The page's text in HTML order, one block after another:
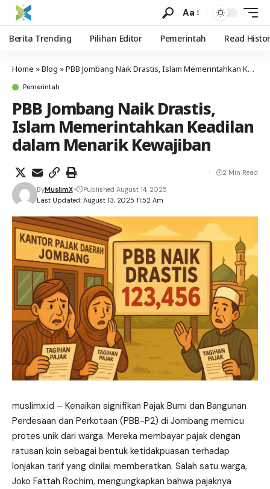
Aa
Berita Trending Pilihan Editor Pemerintah Read
Home »Blog »PBB Jombang Naik Drastis, Islam Memerintahkan Keadilan dalam Menarik Kewajiban
Pemerintah
PBB Jombang Naik Drastis,
Islam Memerintahkan Keadilan
dalam Menarik Kewajiban
Last Updated: August 13, 2025 11:52 Am
ByMuslimX Published August 14, 2025
2 Min Read
muslimx.id – Kenaikan signifikan Pajak Bumi dan Bangunan
Perdesaan dan Perkotaan (PBB-P2) di Jombang memicu
protes unik dari warga. Mereka membayar pajak dengan
ratusan koin sebagai bentuk ketidakpuasan terhadap
lonjakan tarif yang dinilai memberatkan. Salah satu warga,
Joko Fattah Rochim, mengungkapkan bahwa pajaknya